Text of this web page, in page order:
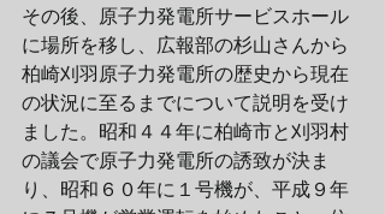
その後、原子力発電所サービスホール
に場所を移し、広報部の杉山さんから
柏崎刈羽原子力発電所の歴史から現在
の状況に至るまでについて説明を受け
ました。昭和４４年に柏崎市と刈羽村
の議会で原子力発電所の誘致が決ま
り、昭和６０年に１号機が、平成９年